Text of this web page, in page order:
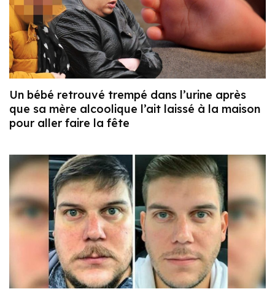
Un bébé retrouvé trempé dans l’urine après
que sa mère alcoolique l’ait laissé à la maison
pour aller faire la fête